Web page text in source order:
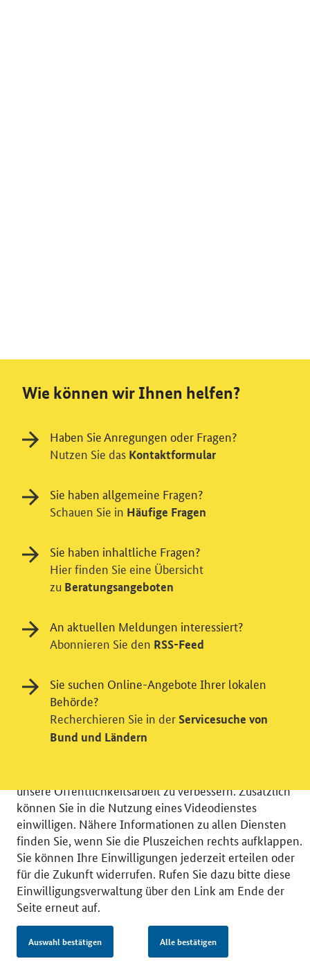
© 2026 Bundesministerium für Wirtschaft und Energie
RSS
Benutzerhinweise
Inhaltsverzeichnis
Impressum
Barrierefreiheit
Datenschutz
Einwilligungsverwaltung
Einwilligung in Tracking und / oder
Videodienst
Wir bitten Sie an dieser Stelle um Ihre Einwilligung für
verschiedene Zusatzdienste unserer Webseite: Wir
unsere Öffentlichkeitsarbeit zu verbessern. Zusätzlich
können Sie in die Nutzung eines Videodienstes
einwilligen. Nähere Informationen zu allen Diensten
finden Sie, wenn Sie die Pluszeichen rechts aufklappen.
Sie können Ihre Einwilligungen jederzeit erteilen oder
für die Zukunft widerrufen. Rufen Sie dazu bitte diese
Einwilligungsverwaltung über den Link am Ende der
Seite erneut auf.
Auswahl bestätigen Alle bestätigen
Wie können wir Ihnen helfen?
Haben Sie Anregungen oder Fragen?
Nutzen Sie das Kontaktformular
Sie haben allgemeine Fragen?
Schauen Sie in Häufige Fragen
Sie haben inhaltliche Fragen?
Hier finden Sie eine Übersicht
zu Beratungsangeboten
An aktuellen Meldungen interessiert?
Abonnieren Sie den RSS-Feed
Sie suchen Online-Angebote Ihrer lokalen
Behörde?
Recherchieren Sie in der Servicesuche von
Bund und Ländern